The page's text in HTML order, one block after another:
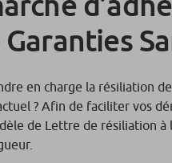
en charge la résiliation
? Afin de faciliter vos
de Lettre de résiliation à